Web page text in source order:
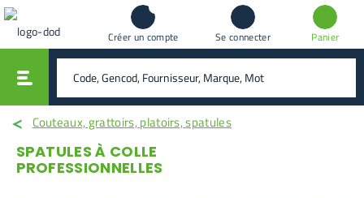
Créer un compte Se connecter Panier
rechercher
Couteaux, grattoirs, platoirs, spatules
SPATULES À COLLE
PROFESSIONNELLES